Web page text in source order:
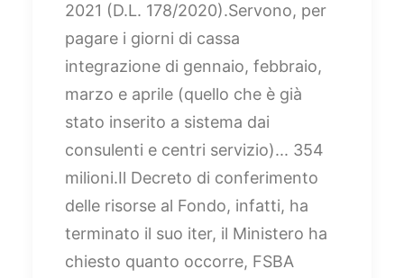
2021 (D.L. 178/2020).Servono, per
pagare i giorni di cassa
integrazione di gennaio, febbraio,
marzo e aprile (quello che è già
stato inserito a sistema dai
consulenti e centri servizio)... 354
milioni.Il Decreto di conferimento
delle risorse al Fondo, infatti, ha
terminato il suo iter, il Ministero ha
chiesto quanto occorre, FSBA